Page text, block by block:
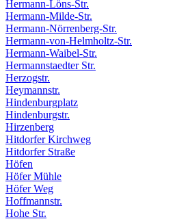
Hermann-Löns-Str.
Hermann-Milde-Str.
Hermann-Nörrenberg-Str.
Hermann-von-Helmholtz-Str.
Hermann-Waibel-Str.
Hermannstaedter Str.
Herzogstr.
Heymannstr.
Hindenburgplatz
Hindenburgstr.
Hirzenberg
Hitdorfer Kirchweg
Hitdorfer Straße
Höfen
Höfer Mühle
Höfer Weg
Hoffmannstr.
Hohe Str.